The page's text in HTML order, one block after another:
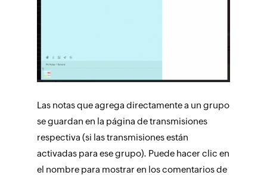
Las notas que agrega directamente a un grupo
se guardan en la página de transmisiones
respectiva (si las transmisiones están
activadas para ese grupo). Puede hacer clic en
el nombre para mostrar en los comentarios de